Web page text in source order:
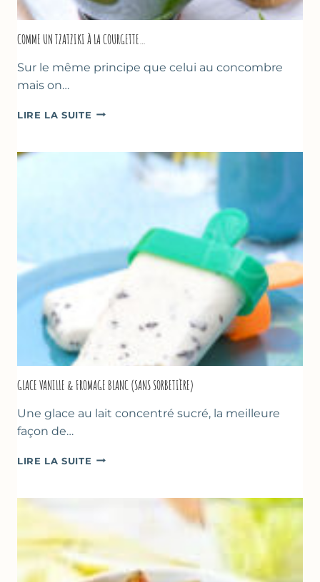
COMME UN TZATZIKI À LA COURGETTE…
Sur le même principe que celui au concombre
mais on…
LIRE LA SUITE COMME
À
COURGETTE…
GLACE VANILLE & FROMAGE BLANC (SANS SORBETIÈRE)
Une glace au lait concentré sucré, la meilleure
façon de…
LIRE LA SUITE GLACE